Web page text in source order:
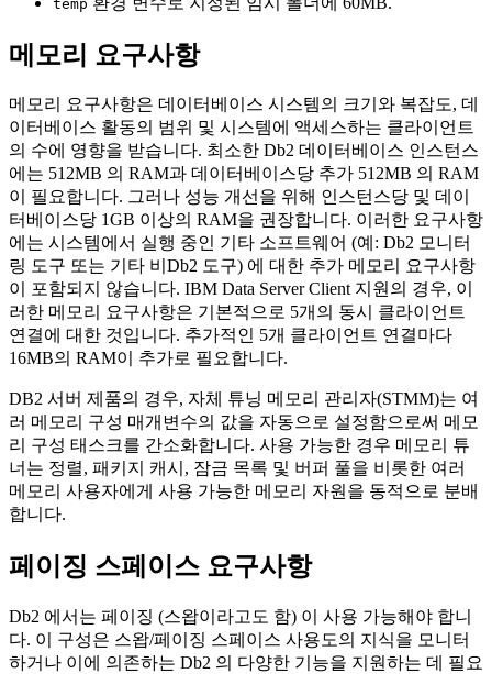
temp
메모리 요구사항
메모리 요구사항은 데이터베이스 시스템의 크기와 복잡도, 데
이터베이스 활동의 범위 및 시스템에 액세스하는 클라이언트
의 수에 영향을 받습니다. 최소한 Db2 데이터베이스 인스턴스
에는 512MB 의 RAM과 데이터베이스당 추가 512MB 의 RAM
이 필요합니다. 그러나 성능 개선을 위해 인스턴스당 및 데이
터베이스당 1GB 이상의 RAM을 권장합니다. 이러한 요구사항
에는 시스템에서 실행 중인 기타 소프트웨어 (예: Db2 모니터
링 도구 또는 기타 비 Db2 도구) 에 대한 추가 메모리 요구사항
이 포함되지 않습니다. IBM Data Server Client지원의 경우, 이
러한 메모리 요구사항은 기본적으로 5개의 동시 클라이언트
연결에 대한 것입니다. 추가적인 5개 클라이언트 연결마다
16MB의 RAM이 추가로 필요합니다.
DB2 서버 제품의 경우, 자체 튜닝 메모리 관리자(STMM)는 여
러 메모리 구성 매개변수의 값을 자동으로 설정함으로써 메모
리 구성 태스크를 간소화합니다. 사용 가능한 경우 메모리 튜
너는 정렬, 패키지 캐시, 잠금 목록 및 버퍼 풀을 비롯한 여러
메모리 사용자에게 사용 가능한 메모리 자원을 동적으로 분배
합니다.
페이징 스페이스 요구사항
Db2 에서는 페이징 (스왑이라고도 함) 이 사용 가능해야 합니
다. 이 구성은 스왑/페이징 스페이스 사용도의 지식을 모니터
하거나 이에 의존하는 Db2 의 다양한 기능을 지원하는 데 필요